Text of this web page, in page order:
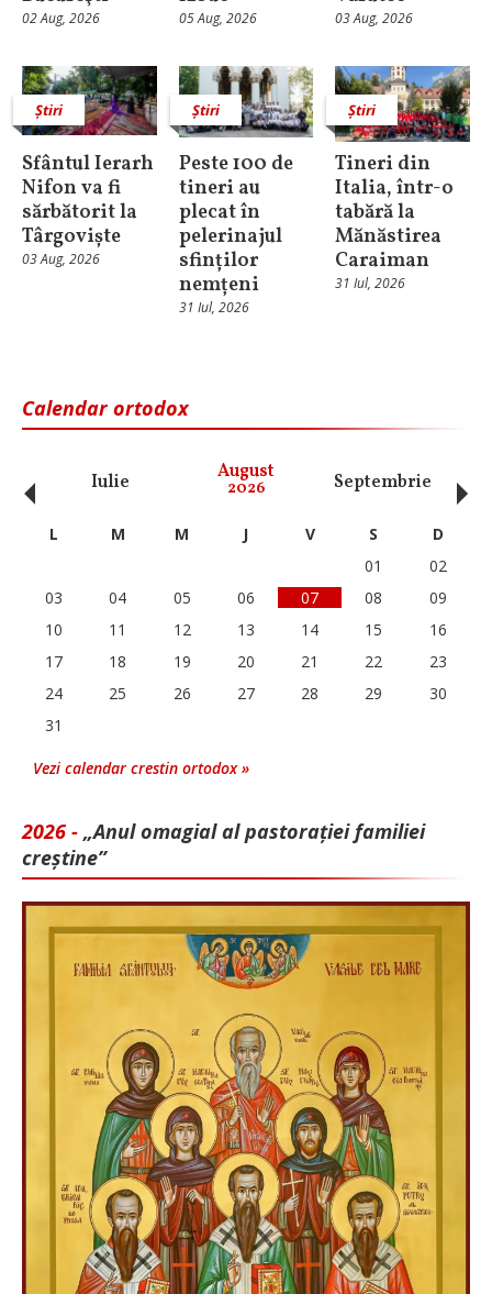
02 Aug, 2026 05 Aug, 2026 03 Aug, 2026
Știri
Sfântul Ierarh
Nifon va fi
sărbătorit la
Târgoviște
03 Aug, 2026
Știri
Peste 100 de
tineri au
plecat în
pelerinajul
sfinților
nemțeni
31 Iul, 2026
Știri
Tineri din
Italia, într-o
tabără la
Mănăstirea
Caraiman
31 Iul, 2026
Calendar ortodox
Iulie August
2026 Septembrie
‹ L M M J V S
D
01
02
03
04 05 06 07 08
09
10
11 12 13 14 15
16
17
18 19 20 21 22
23
24
25 26 27 28 29
30
31
Vezi calendar crestin ortodox »
2026 - „Anul omagial al pastorației familiei
creștine”